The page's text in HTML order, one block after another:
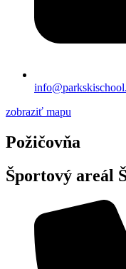
zobraziť mapu
Požičovňa
Športový areál